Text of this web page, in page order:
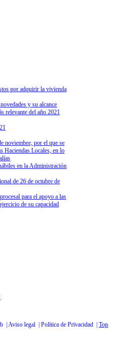
por adquirir la vivienda
y su alcance
relevante del año 2021
noviembre, por el que se
Haciendas Locales, en lo
en la Administración
de 26 de octubre de
para el apoyo a las
de su capacidad
|Aviso legal | Política de Privacidad | Top